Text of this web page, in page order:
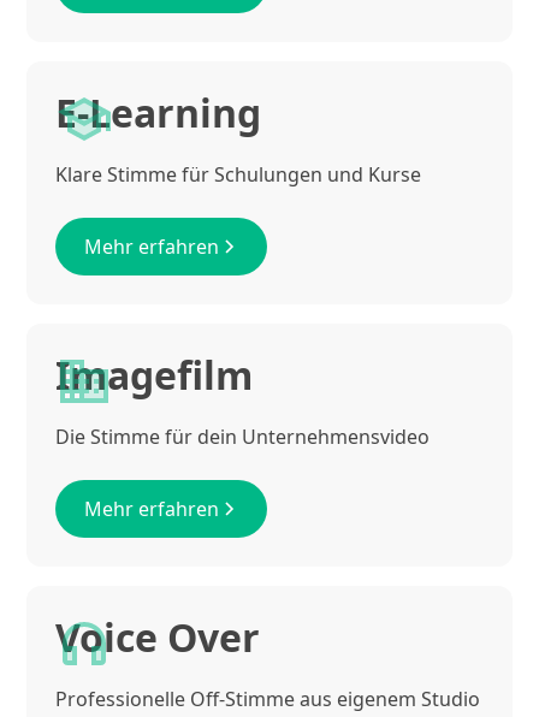
E-Learning
Klare Stimme für Schulungen und Kurse
Mehr erfahren
Imagefilm
Die Stimme für dein Unternehmensvideo
Mehr erfahren
Voice Over
Professionelle Off-Stimme aus eigenem Studio